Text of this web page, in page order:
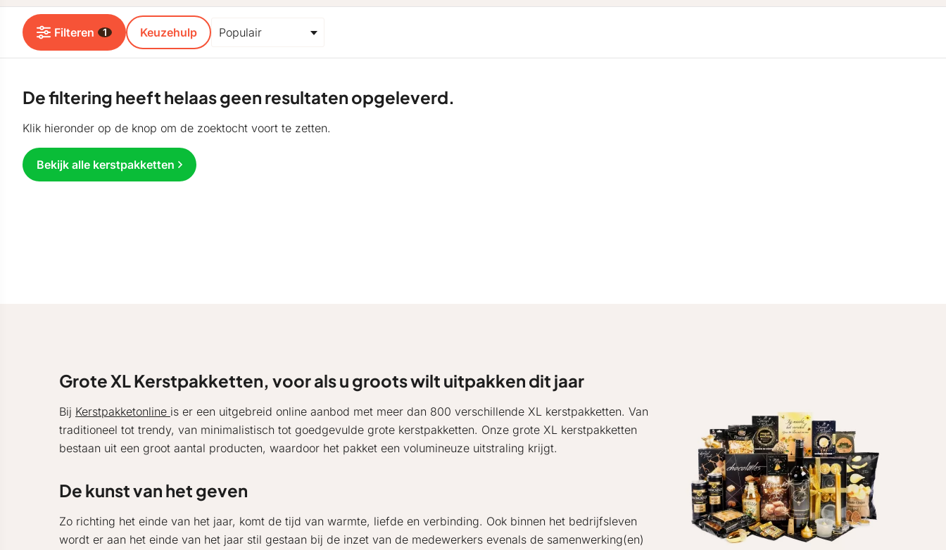
Filteren 1 Keuzehulp
De filtering heeft helaas geen resultaten opgeleverd.
Klik hieronder op de knop om de zoektocht voort te zetten.
Bekijk alle kerstpakketten
Grote XL Kerstpakketten, voor als u groots wilt uitpakken dit jaar
Bij Kerstpakketonline is er een uitgebreid online aanbod met meer dan 800 verschillende XL kerstpakketten. Van
traditioneel tot trendy, van minimalistisch tot goedgevulde grote kerstpakketten. Onze grote XL kerstpakketten
bestaan uit een groot aantal producten, waardoor het pakket een volumineuze uitstraling krijgt.
De kunst van het geven
Zo richting het einde van het jaar, komt de tijd van warmte, liefde en verbinding. Ook binnen het bedrijfsleven
wordt er aan het einde van het jaar stil gestaan bij de inzet van de medewerkers evenals de samenwerking(en)